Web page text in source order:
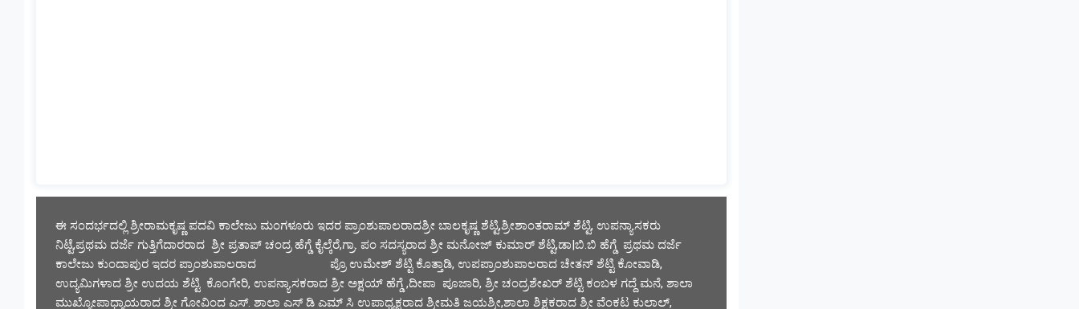
ಈ ಸಂದರ್ಭದಲ್ಲಿ ಶ್ರೀರಾಮಕೃಷ್ಣ ಪದವಿ ಕಾಲೇಜು ಮಂಗಳೂರು ಇದರ ಪ್ರಾಂಶುಪಾಲರಾದಶ್ರೀ ಬಾಲಕೃಷ್ಣ ಶೆಟ್ಟಿ,ಶ್ರೀಶಾಂತರಾಮ್ ಶೆಟ್ಟಿ, ಉಪನ್ಯಾಸಕರು
ನಿಟ್ಟೆ,ಪ್ರಥಮ ದರ್ಜೆ ಗುತ್ತಿಗೆದಾರರಾದ  ಶ್ರೀ ಪ್ರತಾಪ್ ಚಂದ್ರ ಹೆಗ್ಡೆ ಕೈಲ್ಕೆರೆ,ಗ್ರಾ. ಪಂ ಸದಸ್ಯರಾದ ಶ್ರೀ ಮನೋಜ್ ಕುಮಾರ್ ಶೆಟ್ಟಿ,ಡಾ|ಬಿ.ಬಿ ಹೆಗ್ಡೆ  ಪ್ರಥಮ ದರ್ಜೆ
ಕಾಲೇಜು ಕುಂದಾಪುರ ಇದರ ಪ್ರಾಂಶುಪಾಲರಾದ                       ಪ್ರೊ ಉಮೇಶ್ ಶೆಟ್ಟಿ ಕೊತ್ತಾಡಿ, ಉಪಪ್ರಾಂಶುಪಾಲರಾದ ಚೇತನ್ ಶೆಟ್ಟಿ ಕೋವಾಡಿ,
ಉದ್ಯಮಿಗಳಾದ ಶ್ರೀ ಉದಯ ಶೆಟ್ಟಿ  ಕೊಂಗೇರಿ, ಉಪನ್ಯಾಸಕರಾದ ಶ್ರೀ ಅಕ್ಷಯ್ ಹೆಗ್ಡೆ ,ದೀಪಾ  ಪೂಜಾರಿ, ಶ್ರೀ ಚಂದ್ರಶೇಖರ್ ಶೆಟ್ಟಿ ಕಂಬಳ ಗದ್ದೆ ಮನೆ, ಶಾಲಾ
ಮುಖ್ಯೋಪಾಧ್ಯಾಯರಾದ ಶ್ರೀ ಗೋವಿಂದ ಎಸ್. ಶಾಲಾ ಎಸ್ ಡಿ ಎಮ್ ಸಿ ಉಪಾಧ್ಯಕ್ಷರಾದ ಶ್ರೀಮತಿ ಜಯಶ್ರೀ,ಶಾಲಾ ಶಿಕ್ಷಕರಾದ ಶ್ರೀ ವೆಂಕಟ ಕುಲಾಲ್,